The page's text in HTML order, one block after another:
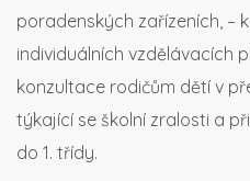
poradenských zařízeních, –
individuálních vzdělávacích
konzultace rodičům dětí v
týkající se školní zralosti a
do 1. třídy.